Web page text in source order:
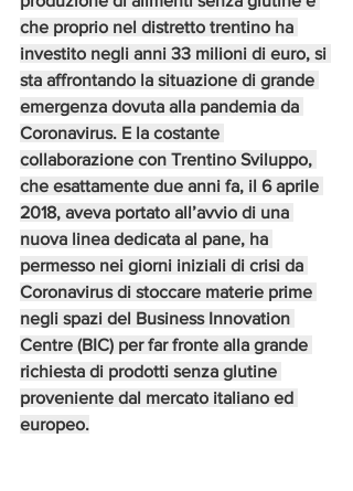
che proprio nel distretto trentino ha
investito negli anni 33 milioni di euro, si
sta affrontando la situazione di grande
emergenza dovuta alla pandemia da
Coronavirus. E la costante
collaborazione con Trentino Sviluppo,
che esattamente due anni fa, il 6 aprile
2018, aveva portato all’avvio di una
nuova linea dedicata al pane, ha
permesso nei giorni iniziali di crisi da
Coronavirus di stoccare materie prime
negli spazi del Business Innovation
Centre (BIC) per far fronte alla grande
richiesta di prodotti senza glutine
proveniente dal mercato italiano ed
europeo.